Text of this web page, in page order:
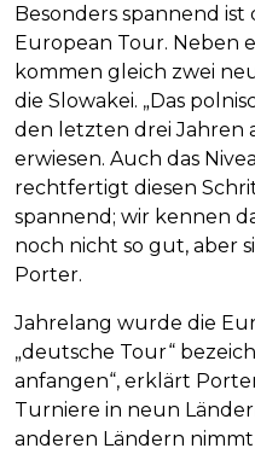
Besonders spannend
European Tour. Neben
kommen gleich zwei
die Slowakei. „Das
den letzten drei Jahren
erwiesen. Auch das
rechtfertigt diesen
spannend; wir kennen
noch nicht so gut, aber
Porter.
Jahrelang wurde die
„deutsche Tour“
anfangen“, erklärt
Turniere in neun
anderen Ländern